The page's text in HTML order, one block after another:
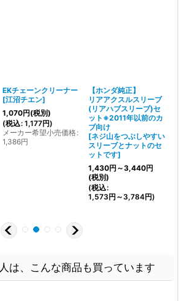
EKチェーンクリーナー
[江沼チエン]
1,070円(税別)
(税込: 1,177円)
メーカー希望小売価格:
1,386円
【ホンダ純正】
リアアクスルスリーブ
(リアハブスリーブ)セ
ット※2011年以前のカ
ブ向け
[ネジ山をつぶしやすい
スリーブとナットのセ
ットです]
1,430円 ～3,440円
(税別)
(税込:
1,573円 ～3,784円)
は、こんな商品も買っています